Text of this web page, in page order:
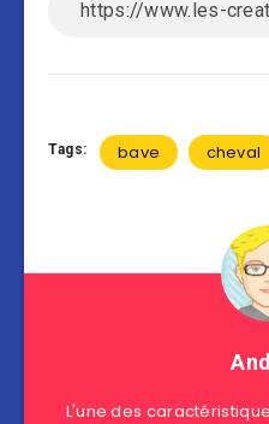
Tags: bave cheval
L'une des